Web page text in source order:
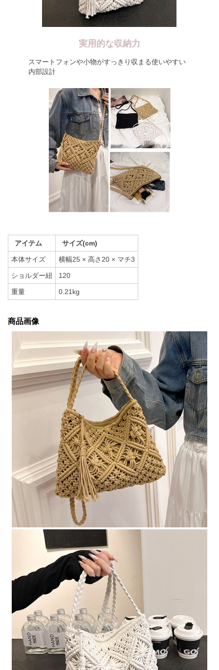
実用的な収納力
スマートフォンや小物がすっきり収まる使いやすい
内部設計
アイテム サイズ(cm)
本体サイズ 横幅25 × 高さ20 × マチ3
ショルダー紐 120
重量 0.21kg
商品画像